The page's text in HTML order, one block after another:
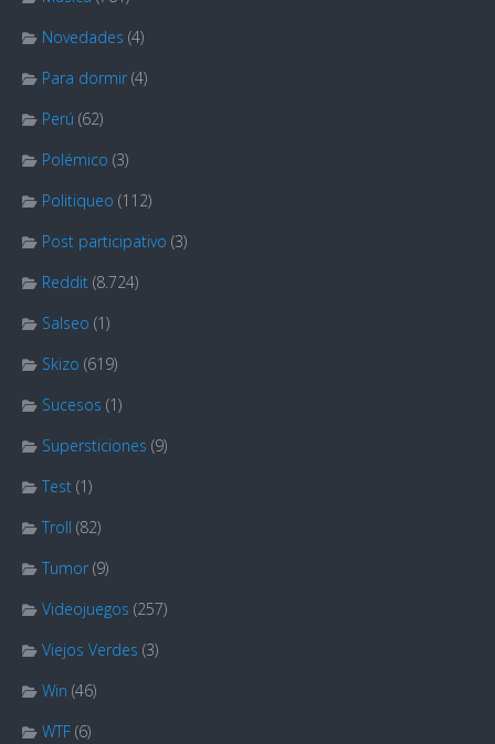
Novedades (4)
Para dormir (4)
Perú (62)
Polémico (3)
Politiqueo (112)
Post participativo (3)
Reddit (8.724)
Salseo (1)
Skizo (619)
Sucesos (1)
Supersticiones (9)
Test (1)
Troll (82)
Tumor (9)
Videojuegos (257)
Viejos Verdes (3)
Win (46)
WTF (6)